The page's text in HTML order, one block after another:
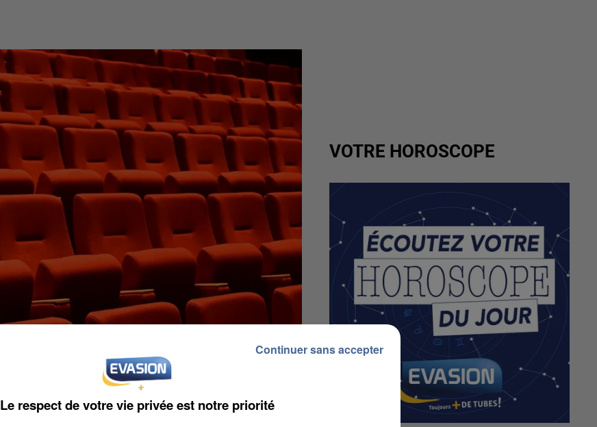
VOTRE HOROSCOPE
Le respect de votre vie privée est notre priorité
Continuer sans accepter